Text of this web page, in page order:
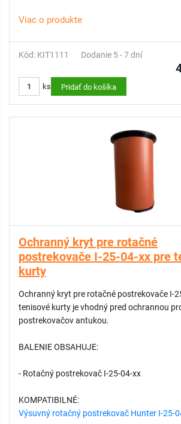
- Spojovací materiál
- Kabeláž a elektro materiál
Presnú špecifikáciu aj s výkresom
Viac o produkte
Kód: KIT1111 Dodanie 5 - 7 dní
ks Pridať do košíka
Ochranný kryt pre rotačné
postrekovače I-25-04-xx pre
kurty
Ochranný kryt pre rotačné postrekovače I-
tenisové kurty je vhodný pred ochrannou
postrekovačov antukou.
BALENIE OBSAHUJE:
- Rotačný postrekovač I-25-04-xx
KOMPATIBILNÉ:
Výsuvný rotačný postrekovač Hunter I-25-